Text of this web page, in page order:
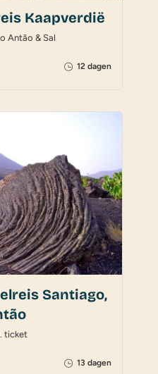
Kaapverdië
Antão & Sal
12 dagen
Santiago,
ticket
13 dagen